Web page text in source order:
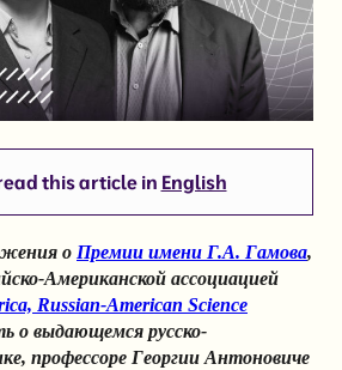
this article in English
о Премии имени Г.А. Гамова,
Американской ассоциацией
Russian-American Science
о выдающемся русско-
профессоре Георгии Антоновиче